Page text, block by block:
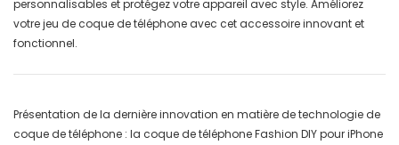
personnalisables et protégez votre appareil avec style. Améliorez
votre jeu de coque de téléphone avec cet accessoire innovant et
fonctionnel.
Présentation de la dernière innovation en matière de technologie de
coque de téléphone : la coque de téléphone Fashion DIY pour iPhone